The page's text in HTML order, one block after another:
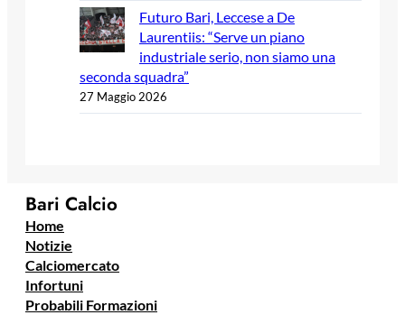
Futuro Bari, Leccese a De
Laurentiis: “Serve un piano
industriale serio, non siamo una
seconda squadra”
27 Maggio 2026
Bari Calcio
Home
Notizie
Calciomercato
Infortuni
Probabili Formazioni